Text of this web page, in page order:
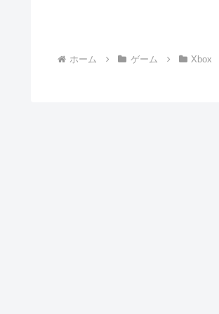
む！...
ホーム ゲーム Xbox